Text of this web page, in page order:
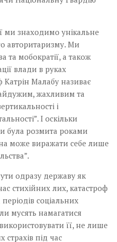
ми знаходимо унікальне
авторитаризму. Ми
та мобократії, а також
влади в руках
Катрін Малабу називає
жахливим та
і
І оскільки
була розмита роками
може виражати себе лише
одразу державу як
стихійних лих, катастроф
соціальних
мусять намагатися
її, не лише
під час